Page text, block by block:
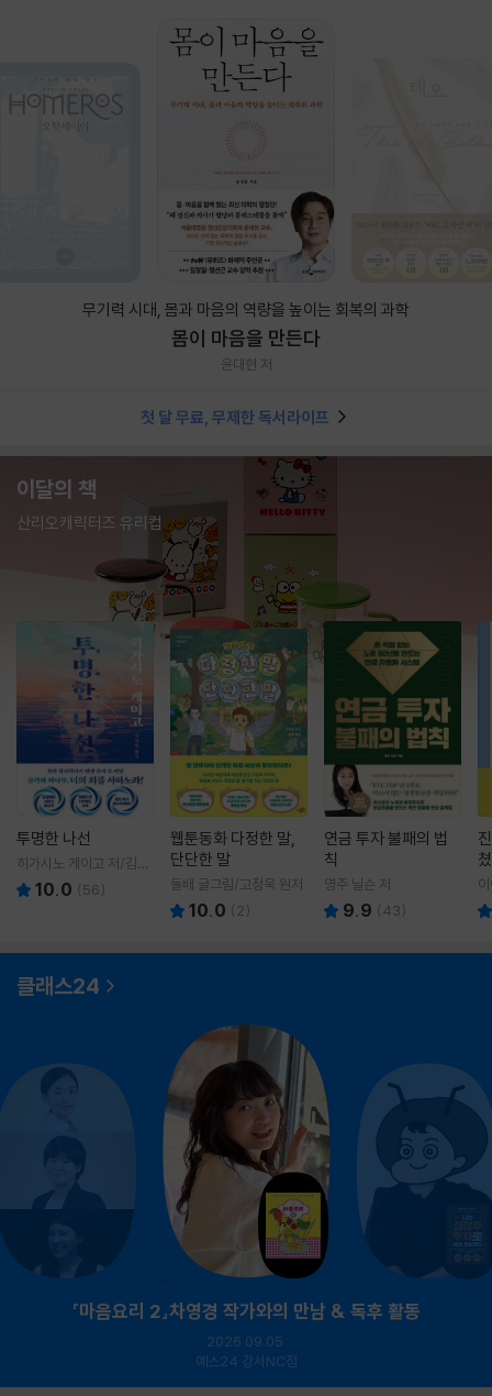
무기력 시대, 몸과 마음의 역량을 높이는 회복의 과학
몸이 마음을 만든다
윤대현 저
첫 달 무료, 무제한 독서라이프
이달의 책
산리오캐릭터즈 유리컵
투명한 나선
히가시노 게이고 저/김선
영 역10.0 (56)
웹툰동화 다정한 말,
단단한 말
돌배 글그림/고정욱 원저
10.0 ( 2)
연금 투자 불패의 법
칙
영주 닐슨 저
9.9 (43)
클래스24
『마음요리 2』차영경 작가와의 만남 & 독후 활동
2026.09.05.
예스24 강서NC점